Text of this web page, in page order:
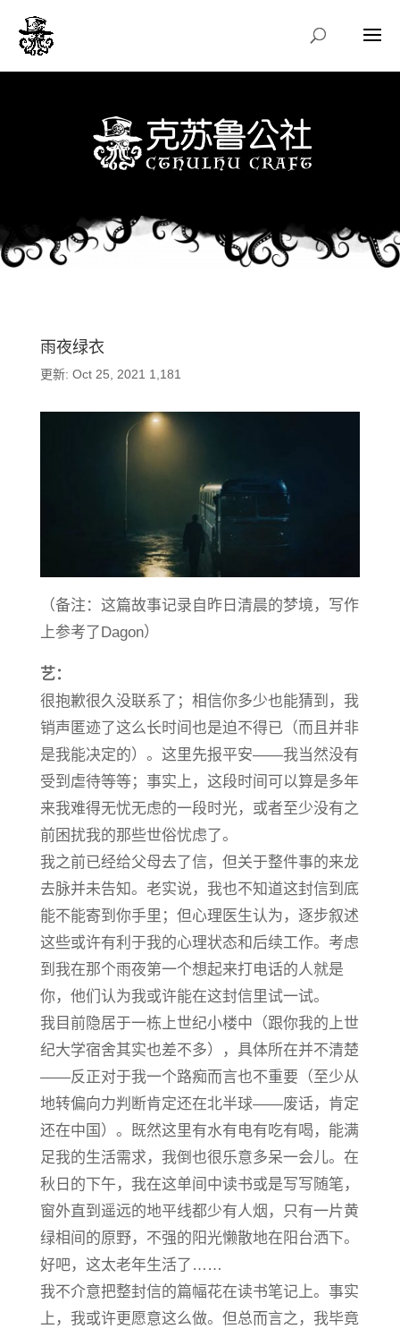
雨夜绿衣
更新: Oct 25, 2021 1,181
（备注：这篇故事记录自昨日清晨的梦境，写作
上参考了Dagon）
艺：
很抱歉很久没联系了；相信你多少也能猜到，我
销声匿迹了这么长时间也是迫不得已（而且并非
是我能决定的）。这里先报平安——我当然没有
受到虐待等等；事实上，这段时间可以算是多年
来我难得无忧无虑的一段时光，或者至少没有之
前困扰我的那些世俗忧虑了。
我之前已经给父母去了信，但关于整件事的来龙
去脉并未告知。老实说，我也不知道这封信到底
能不能寄到你手里；但心理医生认为，逐步叙述
这些或许有利于我的心理状态和后续工作。考虑
到我在那个雨夜第一个想起来打电话的人就是
你，他们认为我或许能在这封信里试一试。
我目前隐居于一栋上世纪小楼中（跟你我的上世
纪大学宿舍其实也差不多），具体所在并不清楚
——反正对于我一个路痴而言也不重要（至少从
地转偏向力判断肯定还在北半球——废话，肯定
还在中国）。既然这里有水有电有吃有喝，能满
足我的生活需求，我倒也很乐意多呆一会儿。在
秋日的下午，我在这单间中读书或是写写随笔，
窗外直到遥远的地平线都少有人烟，只有一片黄
绿相间的原野，不强的阳光懒散地在阳台洒下。
好吧，这太老年生活了……
我不介意把整封信的篇幅花在读书笔记上。事实
上，我或许更愿意这么做。但总而言之，我毕竟